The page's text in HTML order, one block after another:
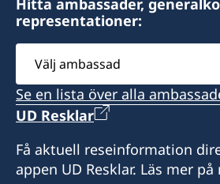
Hitta ambassader,
representationer:
Välj
ambassad
Se en lista över alla
UD Resklar
Få aktuell reseinformation
appen UD Resklar. Läs mer